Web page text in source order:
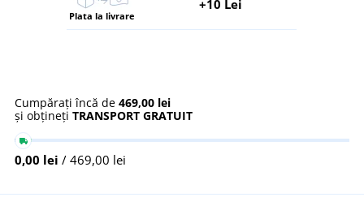
Plata la livrare
+10 Lei
Cumpărați încă de 469,00 lei
și obțineți TRANSPORT GRATUIT
0,00 lei / 469,00 lei